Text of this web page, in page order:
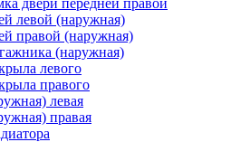
левой (наружная)
правой (наружная)
(наружная)
левого
правого
левая
правая